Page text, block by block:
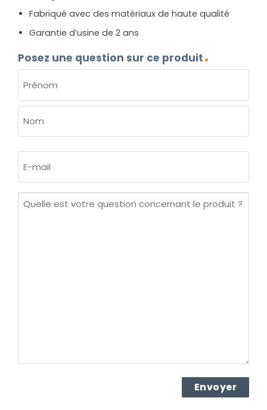
Fabriqué avec des matériaux de haute qualité
Garantie d’usine de 2 ans
Posez une question sur ce produit
(NÉCESSAIRE)
Prénom
mail
Quelle